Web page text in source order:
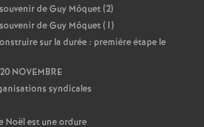
de Guy Môquet (2)
de Guy Môquet (1)
sur la durée : première étape le
NOVEMBRE
syndicales
Noël est une ordure